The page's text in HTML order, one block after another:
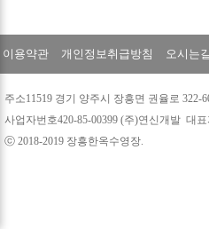
이용약관 개인정보취급방침 오시는길
주소11519 경기 양주시 장흥면 권율로 322-
사업자번호420-85-00399 (주)연신개발 대
ⓒ 2018-2019 장흥한옥수영장.